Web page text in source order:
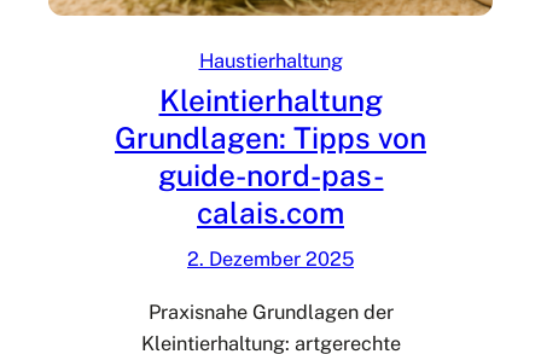
t
g
h
i
n
:
T
Haustierhaltung
Kleintierhaltung
Grundlagen: Tipps von
guide-nord-pas-
calais.com
2. Dezember 2025
Praxisnahe Grundlagen der
Kleintierhaltung: artgerechte